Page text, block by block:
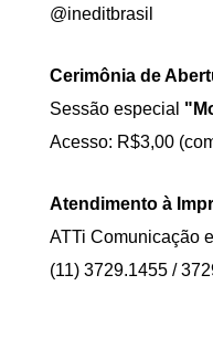
@ineditbrasil
Cerimônia de
Sessão especial
Acesso: R$3,00
Atendimento à
ATTi Comunicação
(11) 3729.1455 /